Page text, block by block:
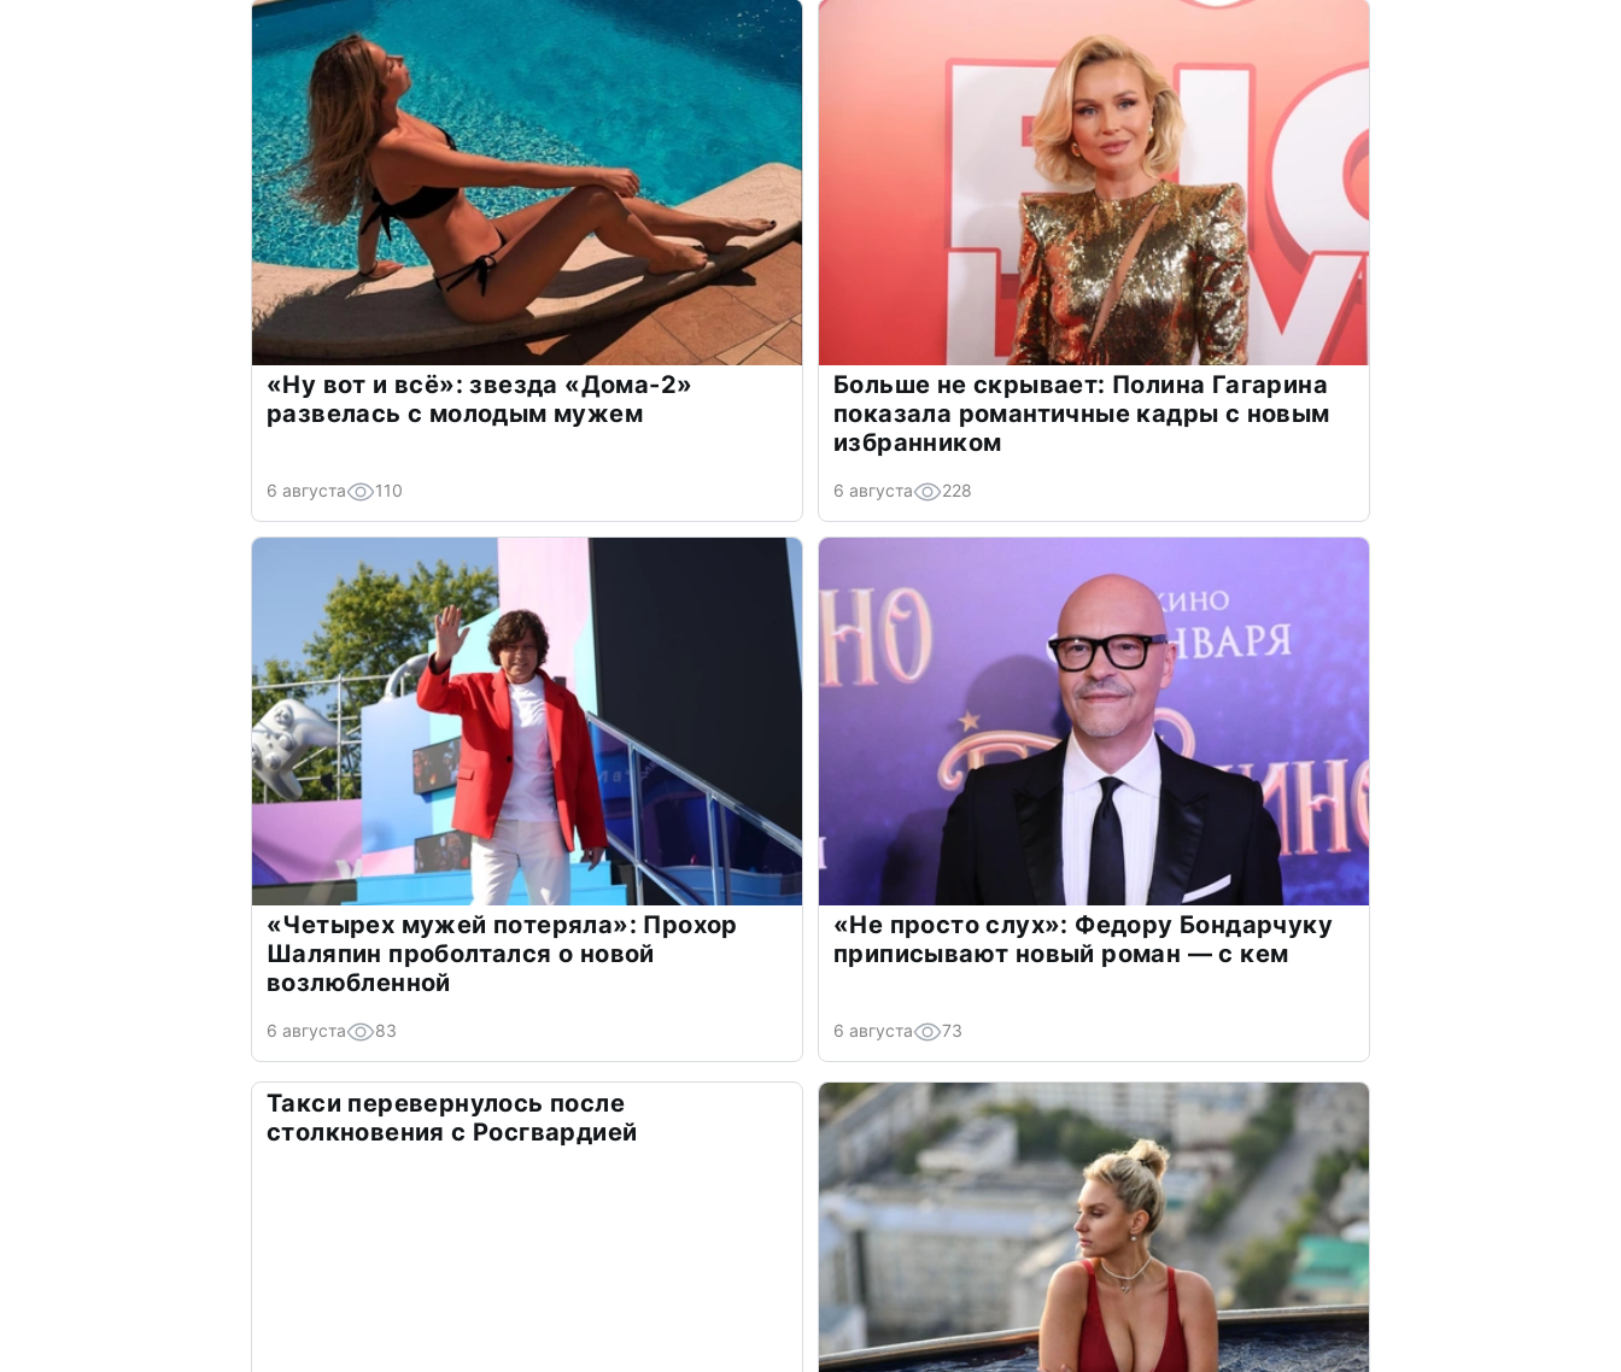
«Ну вот и всё»: звезда «Дома-2»
развелась с молодым мужем
6 августа 110
Больше не скрывает: Полина Гагарина
показала романтичные кадры с новым
избранником
6 августа 228
«Четырех мужей потеряла»: Прохор
Шаляпин проболтался о новой
возлюбленной
6 августа 83
«Не просто слух»: Федору Бондарчуку
приписывают новый роман — с кем
6 августа 73
Такси перевернулось после
столкновения с Росгвардией